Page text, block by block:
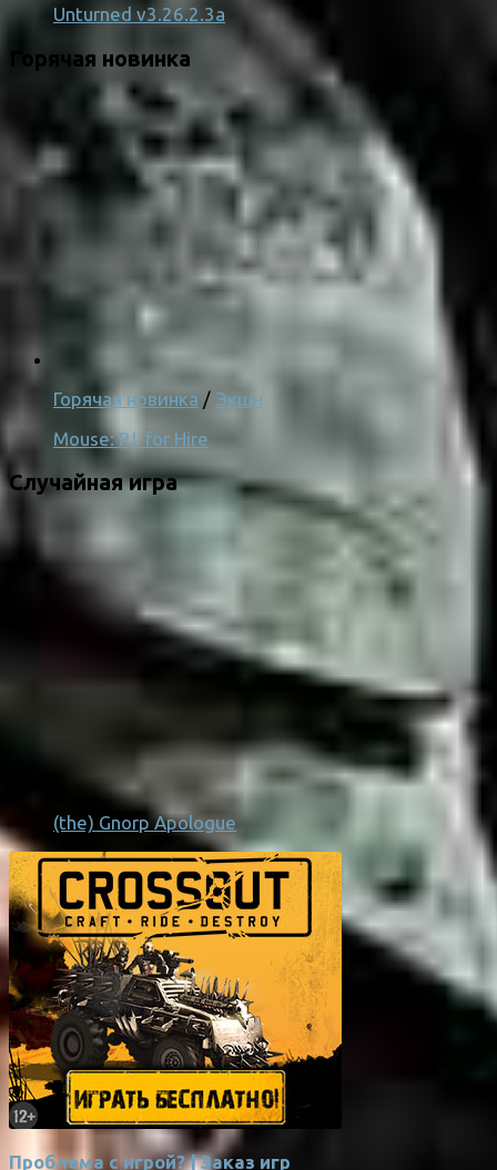
Unturned v3.26.2.3a
Горячая новинка
Горячая новинка / Экшн
Mouse: P.I. for Hire
Случайная игра
(the) Gnorp Apologue
Проблема с игрой? | Заказ игр